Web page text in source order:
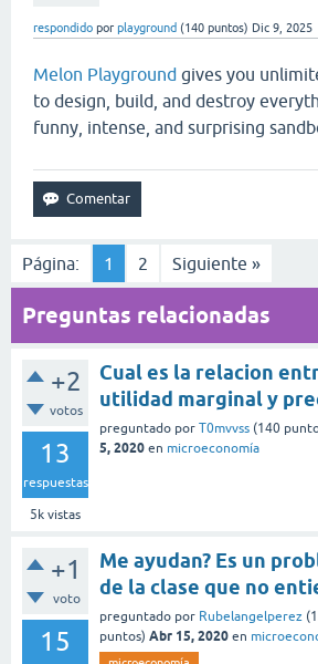
respondido por playground (140 puntos) Dic 9, 2025
Melon Playground gives you
to design, build, and destroy
funny, intense, and surprising
Página: 1 2 Siguiente »
Preguntas relacionadas
+2
votos
13
respuestas
5k vistas
Cual es la relacion
utilidad marginal y
preguntado por T0mvvss (140
5, 2020 en microeconomía
+1
voto
15
Me ayudan? Es un
de la clase que no
preguntado por Rubelangelperez (
puntos) Abr 15, 2020 en